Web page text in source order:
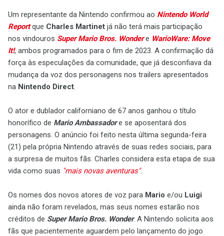
Um representante da Nintendo confirmou ao Nintendo World
Reportque Charles Martinet já não terá mais participação
nos vindouros Super Mario Bros. Wondere WarioWare: Move
It!, ambos programados para o fim de 2023. A confirmação dá
força às especulações da comunidade, que já desconfiava da
mudança da voz dos personagens nos trailers apresentados
na Nintendo Direct.
O ator e dublador californiano de 67 anos ganhou o título
honorífico de Mario Ambassadore se aposentará dos
personagens. O anúncio foi feito nesta última segunda-feira
(21) pela própria Nintendo através de suas redes sociais, para
a surpresa de muitos fãs. Charles considera esta etapa de sua
vida como suas "mais novas aventuras".
Os nomes dos novos atores de voz para Mario e/ou Luigi
ainda não foram revelados, mas seus nomes estarão nos
créditos de Super Mario Bros. Wonder. A Nintendo solicita aos
fãs que pacientemente aguardem pelo lançamento do jogo